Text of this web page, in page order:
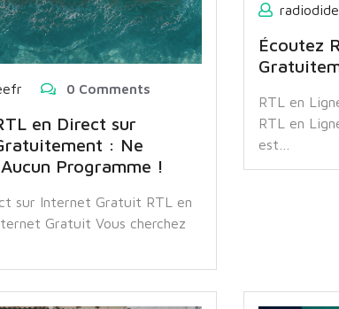
0 Comments
en Direct sur
: Ne
Programme !
sur Internet Gratuit RTL en
Gratuit Vous cherchez
Écoutez
RTL en
RTL en
est…